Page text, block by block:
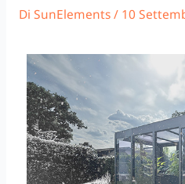
Di SunElements/ 10